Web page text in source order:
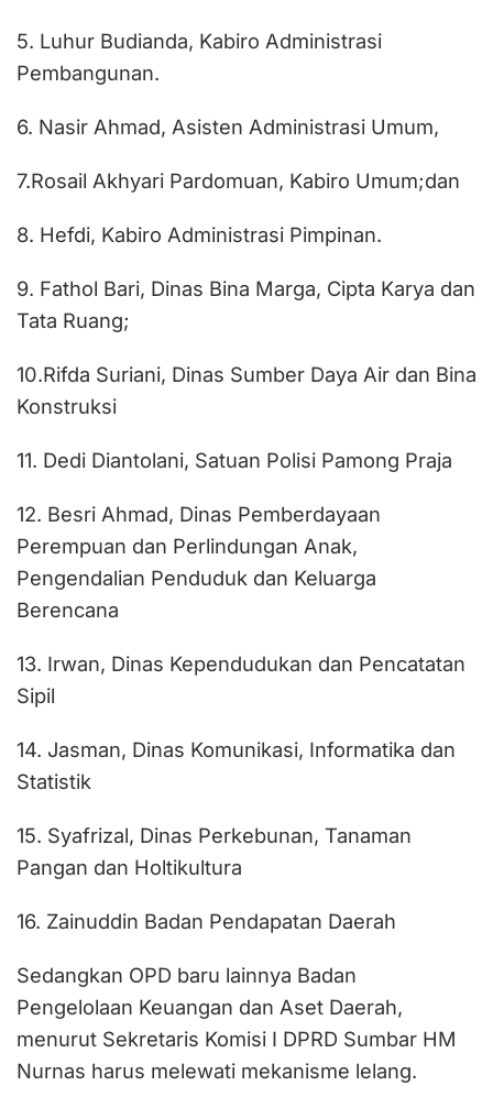
5. Luhur Budianda, Kabiro Administrasi
Pembangunan.
6. Nasir Ahmad, Asisten Administrasi Umum,
7.Rosail Akhyari Pardomuan, Kabiro Umum;dan
8. Hefdi, Kabiro Administrasi Pimpinan.
9. Fathol Bari, Dinas Bina Marga, Cipta Karya dan
Tata Ruang;
10.Rifda Suriani, Dinas Sumber Daya Air dan Bina
Konstruksi
11. Dedi Diantolani, Satuan Polisi Pamong Praja
12. Besri Ahmad, Dinas Pemberdayaan
Perempuan dan Perlindungan Anak,
Pengendalian Penduduk dan Keluarga
Berencana
13. Irwan, Dinas Kependudukan dan Pencatatan
Sipil
14. Jasman, Dinas Komunikasi, Informatika dan
Statistik
15. Syafrizal, Dinas Perkebunan, Tanaman
Pangan dan Holtikultura
16. Zainuddin Badan Pendapatan Daerah
Sedangkan OPD baru lainnya Badan
Pengelolaan Keuangan dan Aset Daerah,
menurut Sekretaris Komisi I DPRD Sumbar HM
Nurnas harus melewati mekanisme lelang.